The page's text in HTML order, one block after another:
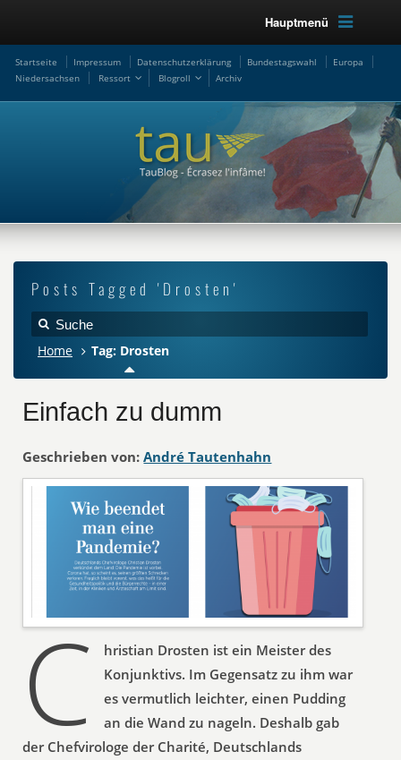
Hauptmenü
Startseite Impressum Datenschutzerklärung Bundestagswahl
Europa
Niedersachsen
Ressort Blogroll Archiv
Posts Tagged 'Drosten'
Home Tag: Drosten
Einfach zu dumm
Geschrieben von: André Tautenhahn
C
hristian Drosten ist ein Meister des
Konjunktivs. Im Gegensatz zu ihm war
es vermutlich leichter, einen Pudding
an die Wand zu nageln. Deshalb gab
der Chefvirologe der Charité, Deutschlands